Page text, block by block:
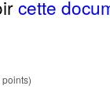
cette
points)